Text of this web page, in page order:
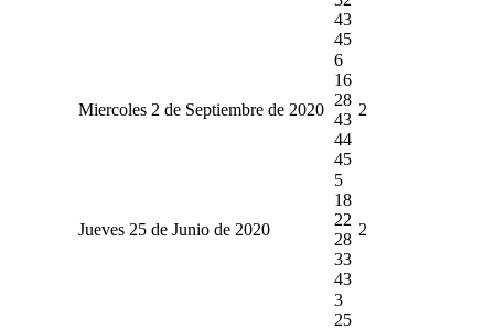
43
45
Miercoles 2 de Septiembre de 2020
6
16
28
43
44
45
2
Jueves 25 de Junio de 2020
5
18
22
28
33
43
2
3
25